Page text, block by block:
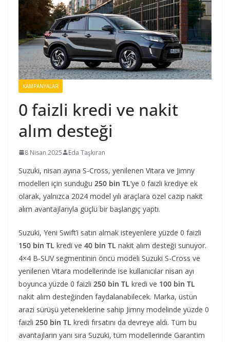
KAMPANYALAR
0 faizli kredi ve nakit
alım desteği
8 Nisan 2025 Eda Taşkıran
Suzuki, nisan ayına S-Cross, yenilenen Vitara ve Jimny
modelleri için sunduğu 250 bin TL’ye 0 faizli krediye ek
olarak, yalnızca 2024 model yılı araçlara özel cazip nakit
alım avantajlarıyla güçlü bir başlangıç yaptı.
Suzuki, Yeni Swift’i satın almak isteyenlere yüzde 0 faizli
150 bin TL kredi ve 40 bin TL nakit alım desteği sunuyor.
4×4 B-SUV segmentinin öncü modeli Suzuki S-Cross ve
yenilenen Vitara modellerinde ise kullanıcılar nisan ayı
boyunca yüzde 0 faizli 250 bin TL kredi ve 100 bin TL
nakit alım desteğinden faydalanabilecek. Marka, üstün
arazi sürüşü yeteneklerine sahip Jimny modelinde yüzde 0
faizli 250 bin TL kredi fırsatını da devreye aldı. Tüm bu
avantajların yanı sıra Suzuki, tüm modellerinde Garantim